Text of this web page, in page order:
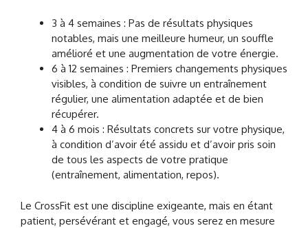
3 à 4 semaines : Pas de résultats physiques
notables, mais une meilleure humeur, un souffle
amélioré et une augmentation de votre énergie.
6 à 12 semaines : Premiers changements physiques
visibles, à condition de suivre un entraînement
régulier, une alimentation adaptée et de bien
récupérer.
4 à 6 mois : Résultats concrets sur votre physique,
à condition d’avoir été assidu et d’avoir pris soin
de tous les aspects de votre pratique
(entraînement, alimentation, repos).
Le CrossFit est une discipline exigeante, mais en étant
patient, persévérant et engagé, vous serez en mesure